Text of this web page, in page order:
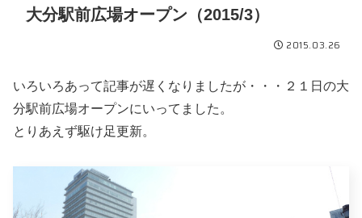
大分駅前広場オープン（2015/3）
2015.03.26
いろいろあって記事が遅くなりましたが・・・２１日の大
分駅前広場オープンにいってました。
とりあえず駆け足更新。